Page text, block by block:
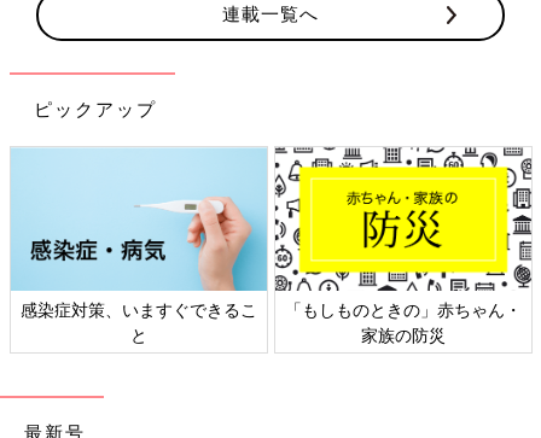
連載一覧へ
ピックアップ
、いますぐできるこ
「もしものときの」赤ちゃん・
日本外来
最新号